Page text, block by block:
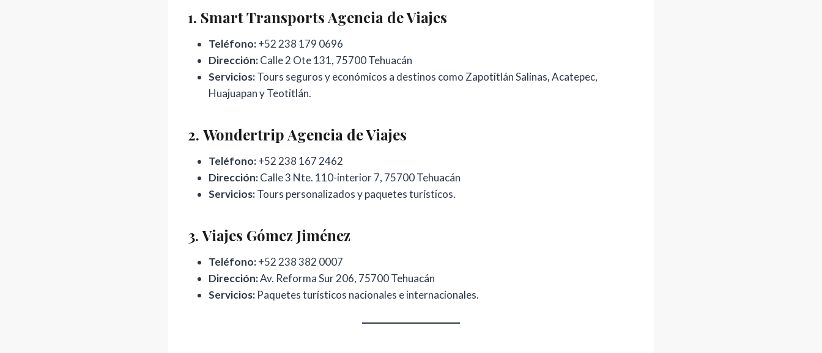
1. Smart Transports Agencia de Viajes
Teléfono:+52 238 179 0696
Dirección:Calle 2 Ote 131, 75700 Tehuacán
Servicios:Tours seguros y económicos a destinos como Zapotitlán Salinas, Acatepec,
Huajuapan y Teotitlán.
2. Wondertrip Agencia de Viajes
Teléfono:+52 238 167 2462
Dirección:Calle 3 Nte. 110-interior 7, 75700 Tehuacán
Servicios:Tours personalizados y paquetes turísticos.
3.Viajes Gómez Jiménez
Teléfono:+52 238 382 0007
Dirección:Av. Reforma Sur 206, 75700 Tehuacán
Servicios: Paquetes turísticos nacionales e internacionales.